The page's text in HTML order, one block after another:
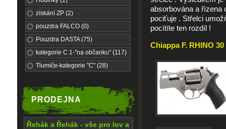
získání ZP (2)
pouzdra FALCO (0)
Pouzdra DASTA (75)
kategorie C 1-"na občanku" (117)
Tlumiče-kategorie "C" (28)
PRODEJNA
Řehák a Řehák - vše pro lov a
absorbována a řízena
pociťuje . Střelci
pocítíte ten rozdíl !
Chiappa F. RHINO